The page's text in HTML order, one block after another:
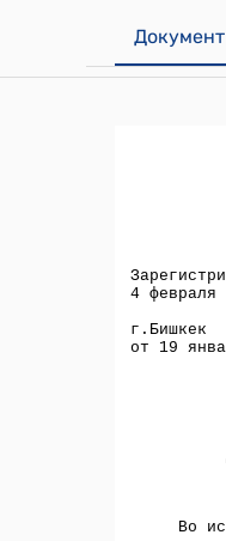
Документ